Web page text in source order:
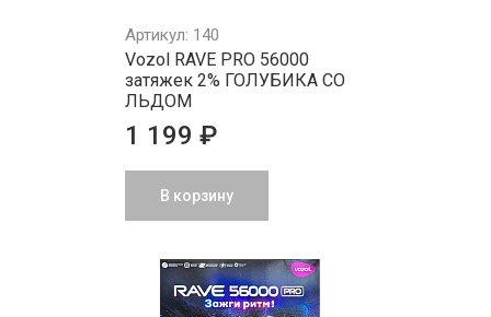
Артикул: 140
Vozol RAVE PRO 56000
затяжек 2% ГОЛУБИКА СО
ЛЬДОМ
1 199 ₽
В корзину